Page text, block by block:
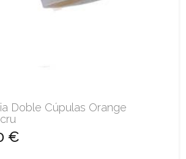
Doble Cúpulas Orange
€